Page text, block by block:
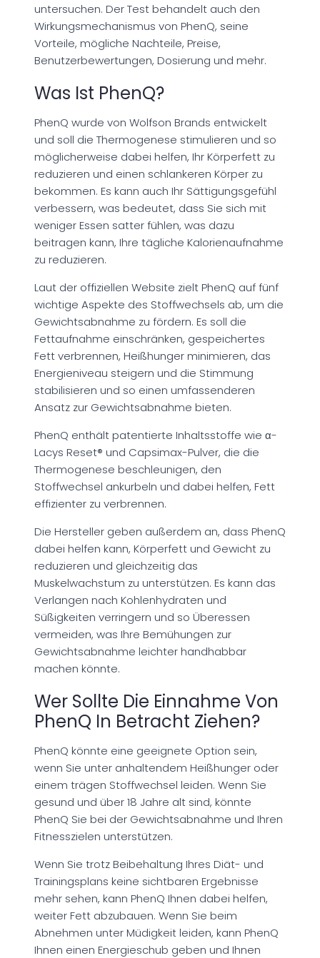
untersuchen. Der Test behandelt auch den
Wirkungsmechanismus von PhenQ, seine
Vorteile, mögliche Nachteile, Preise,
Benutzerbewertungen, Dosierung und mehr.
Was Ist PhenQ?
PhenQ wurde von Wolfson Brands entwickelt
und soll die Thermogenese stimulieren und so
möglicherweise dabei helfen, Ihr Körperfett zu
reduzieren und einen schlankeren Körper zu
bekommen. Es kann auch Ihr Sättigungsgefühl
verbessern, was bedeutet, dass Sie sich mit
weniger Essen satter fühlen, was dazu
beitragen kann, Ihre tägliche Kalorienaufnahme
zu reduzieren.
Laut der offiziellen Website zielt PhenQ auf fünf
wichtige Aspekte des Stoffwechsels ab, um die
Gewichtsabnahme zu fördern. Es soll die
Fettaufnahme einschränken, gespeichertes
Fett verbrennen, Heißhunger minimieren, das
Energieniveau steigern und die Stimmung
stabilisieren und so einen umfassenderen
Ansatz zur Gewichtsabnahme bieten.
PhenQ enthält patentierte Inhaltsstoffe wie α-
Lacys Reset® und Capsimax-Pulver, die die
Thermogenese beschleunigen, den
Stoffwechsel ankurbeln und dabei helfen, Fett
effizienter zu verbrennen.
Die Hersteller geben außerdem an, dass PhenQ
dabei helfen kann, Körperfett und Gewicht zu
reduzieren und gleichzeitig das
Muskelwachstum zu unterstützen. Es kann das
Verlangen nach Kohlenhydraten und
Süßigkeiten verringern und so Überessen
vermeiden, was Ihre Bemühungen zur
Gewichtsabnahme leichter handhabbar
machen könnte.
Wer Sollte Die Einnahme Von
PhenQ In Betracht Ziehen?
PhenQ könnte eine geeignete Option sein,
wenn Sie unter anhaltendem Heißhunger oder
einem trägen Stoffwechsel leiden. Wenn Sie
gesund und über 18 Jahre alt sind, könnte
PhenQ Sie bei der Gewichtsabnahme und Ihren
Fitnesszielen unterstützen.
Wenn Sie trotz Beibehaltung Ihres Diät- und
Trainingsplans keine sichtbaren Ergebnisse
mehr sehen, kann PhenQ Ihnen dabei helfen,
weiter Fett abzubauen. Wenn Sie beim
Abnehmen unter Müdigkeit leiden, kann PhenQ
Ihnen einen Energieschub geben und Ihnen